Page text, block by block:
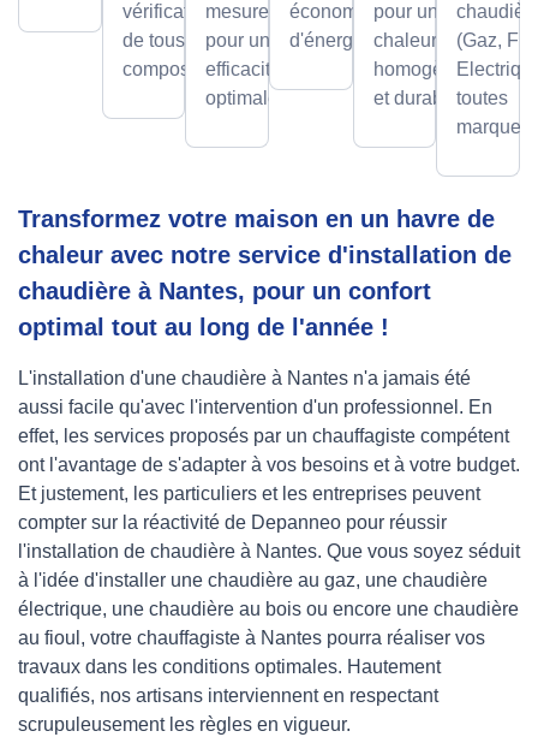
vérification
de tous les
composants.
mesure,
pour une
efficacité
optimale.
économies
d'énergie.
pour une
chaleur
homogène
et durable.
(Gaz,
toutes
marques.
Transformez votre maison en un havre de
chaleur avec notre service d'installation de
chaudière à Nantes, pour un confort
optimal tout au long de l'année !
L'installation d'une chaudière à Nantes n'a jamais été
aussi facile qu'avec l'intervention d'un professionnel. En
effet, les services proposés par un chauffagiste compétent
ont l'avantage de s'adapter à vos besoins et à votre budget.
Et justement, les particuliers et les entreprises peuvent
compter sur la réactivité de Depanneo pour réussir
l'installation de chaudière à Nantes. Que vous soyez séduit
à l'idée d'installer une chaudière au gaz, une chaudière
électrique, une chaudière au bois ou encore une chaudière
au fioul, votre chauffagiste à Nantes pourra réaliser vos
travaux dans les conditions optimales. Hautement
qualifiés, nos artisans interviennent en respectant
scrupuleusement les règles en vigueur.